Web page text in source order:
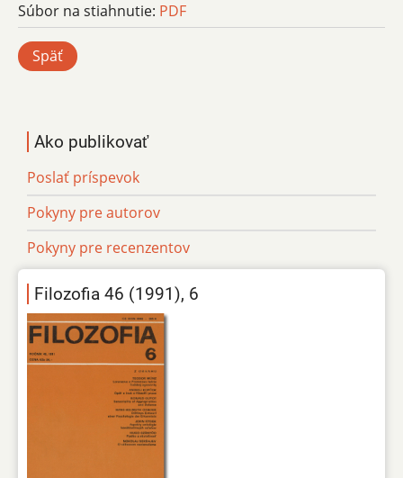
Súbor na stiahnutie: PDF
Späť
Ako publikovať
Poslať príspevok
Pokyny pre autorov
Pokyny pre recenzentov
Filozofia 46 (1991), 6